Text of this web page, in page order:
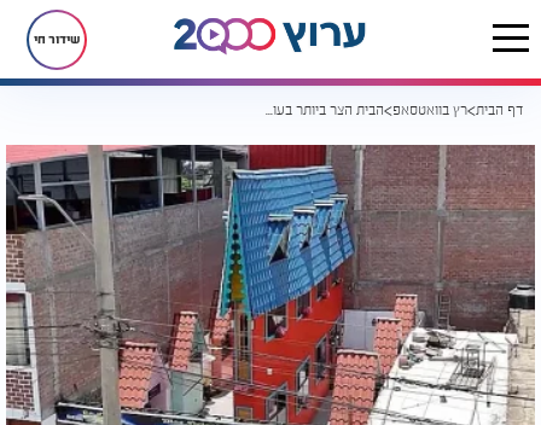
שידור חי
דף הבית רץ בוואטסאפ הבית הצר ביותר בעולם? רוחבו 63 סנטימטרים בלבד